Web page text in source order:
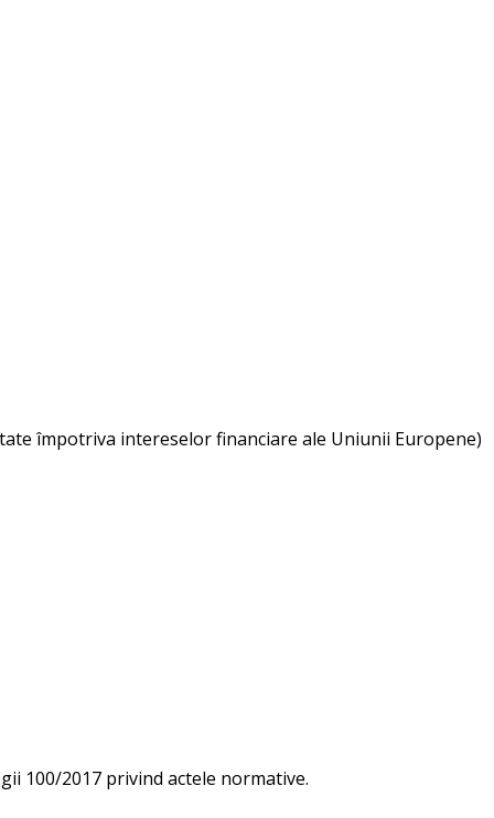
împotriva intereselor financiare ale Uniunii Europene)
100/2017 privind actele normative.